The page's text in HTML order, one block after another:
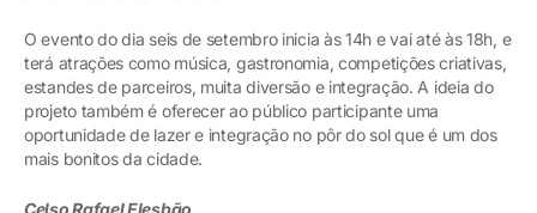
O evento do dia seis de setembro inicia às 14h e vai até às 18h, e
terá atrações como música, gastronomia, competições criativas,
estandes de parceiros, muita diversão e integração. A ideia do
projeto também é oferecer ao público participante uma
oportunidade de lazer e integração no pôr do sol que é um dos
mais bonitos da cidade.
Celso Rafael Elesbão